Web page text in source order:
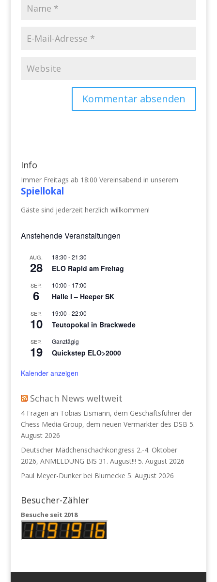
Info
Immer Freitags ab 18:00 Vereinsabend in unserem
Spiellokal
Gäste sind jederzeit herzlich willkommen!
Anstehende Veranstaltungen
AUG.
28
18:30 -21:30
ELO Rapid am Freitag
SEP.
6
10:00 - 17:00
Halle I – Heeper SK
SEP.
10
19:00 -22:00
Teutopokal in Brackwede
SEP.
19
Ganztägig
Quickstep ELO>2000
Kalender anzeigen
Schach News weltweit
4 Fragen an Tobias Eismann, dem Geschäftsführer der
Chess Media Group, dem neuen Vermarkter des DSB 5.
August 2026
Deutscher Mädchenschachkongress 2.-4. Oktober
2026, ANMELDUNG BIS 31. August!!! 5. August 2026
Paul Meyer-Dunker bei Blumecke 5. August 2026
Besucher-Zähler
Besuche seit 2018